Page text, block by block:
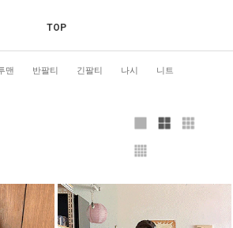
TOP
맨 반팔티 긴팔티 나시 니트